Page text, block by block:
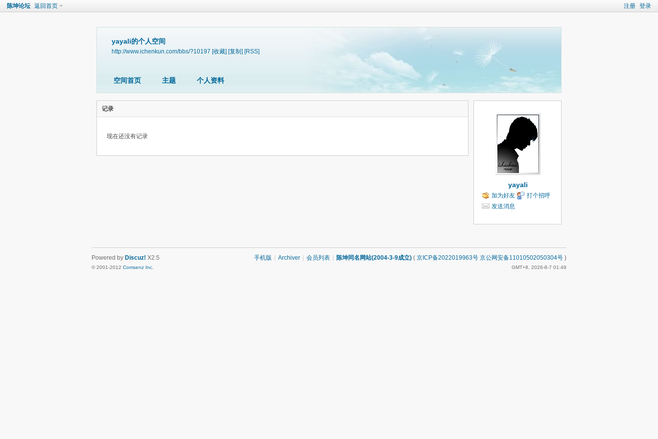
注册 登录
陈坤论坛 返回首页
yayali的个人空间
http://www.ichenkun.com/bbs/?10197 [收藏] [复制] [RSS]
空间首页 主题 个人资料
记录
现在还没有记录
yayali
加为好友
打个招呼
发送消息
手机版 Archiver 会员列表 陈坤同名网站(2004-3-9成立) ( 京ICP备2022019963号 京公网安备11010502050304号 )
GMT+8, 2026-8-7 01:49
Powered by Discuz! X2.5
© 2001-2012 Comsenz Inc.